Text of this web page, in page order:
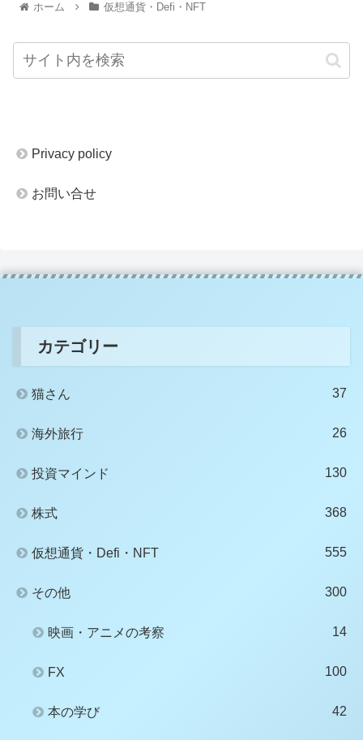
ホーム 仮想通貨・Defi・NFT
Privacy policy
お問い合せ
カテゴリー
猫さん 37
海外旅行 26
投資マインド 130
株式 368
仮想通貨・Defi・NFT 555
その他 300
映画・アニメの考察 14
FX 100
本の学び 42